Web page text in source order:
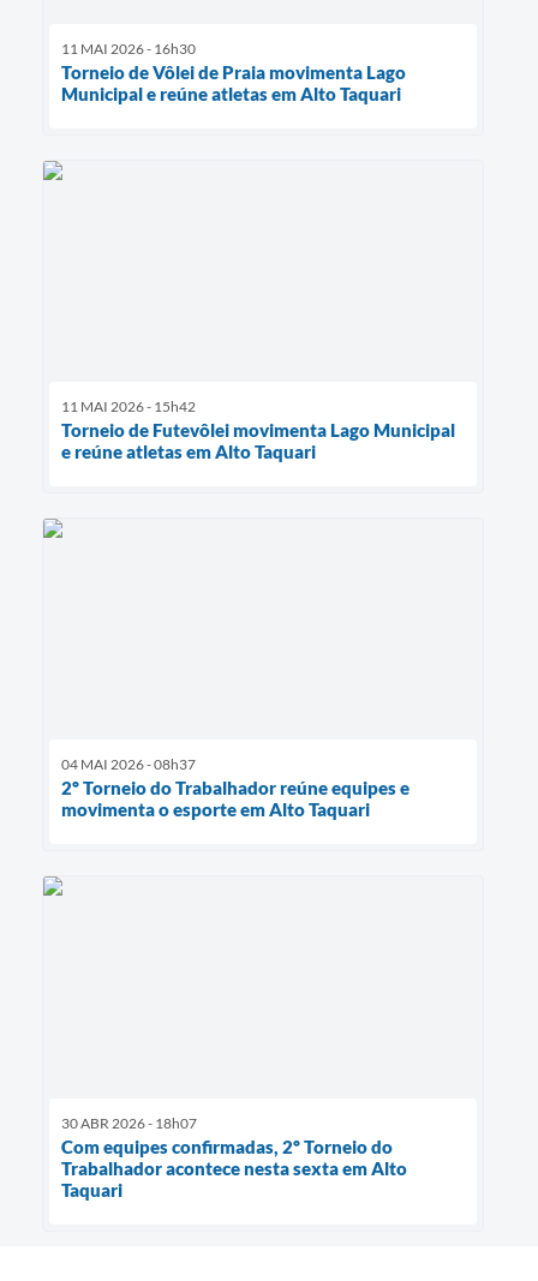
11 MAI 2026 - 16h30
Torneio de Vôlei de Praia movimenta Lago
Municipal e reúne atletas em Alto Taquari
11 MAI 2026 - 15h42
Torneio de Futevôlei movimenta Lago Municipal
e reúne atletas em Alto Taquari
04 MAI 2026 - 08h37
2º Torneio do Trabalhador reúne equipes e
movimenta o esporte em Alto Taquari
30 ABR 2026 - 18h07
Com equipes confirmadas, 2º Torneio do
Trabalhador acontece nesta sexta em Alto
Taquari